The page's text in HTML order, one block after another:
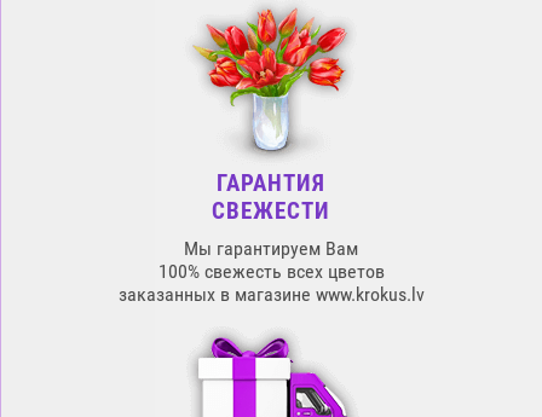
ГАРАНТИЯ
СВЕЖЕСТИ
Мы гарантируем Вам
100% свежесть всех цветов
заказанных в магазине www.krokus.lv